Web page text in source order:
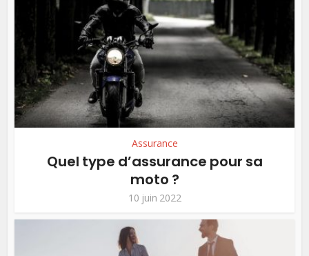
Assurance
Quel type d’assurance pour sa
moto ?
10 juin 2022